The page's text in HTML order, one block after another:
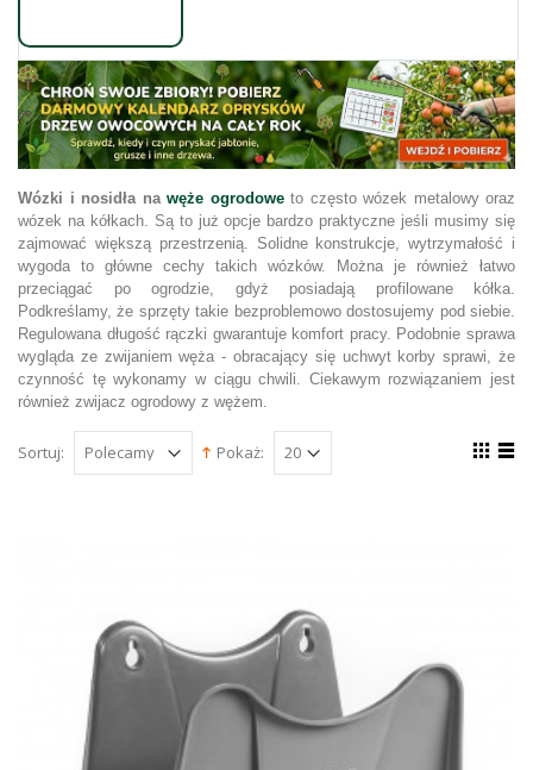
Wózki i nosidła na węże ogrodoweto często wózek metalowy oraz
wózek na kółkach. Są to już opcje bardzo praktyczne jeśli musimy się
zajmować większą przestrzenią. Solidne konstrukcje, wytrzymałość i
wygoda to główne cechy takich wózków. Można je również łatwo
przeciągać po ogrodzie, gdyż posiadają profilowane kółka.
Podkreślamy, że sprzęty takie bezproblemowo dostosujemy pod siebie.
Regulowana długość rączki gwarantuje komfort pracy. Podobnie sprawa
wygląda ze zwijaniem węża - obracający się uchwyt korby sprawi, że
czynność tę wykonamy w ciągu chwili. Ciekawym rozwiązaniem jest
również zwijacz ogrodowy z wężem.
Sortuj: Pokaż: